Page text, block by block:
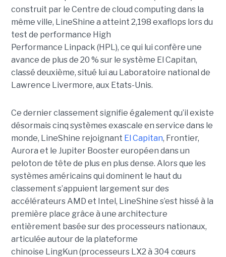
construit par le Centre de cloud computing dans la
même ville, LineShine a atteint 2,198 exaflops lors du
test de performance High
Performance Linpack (HPL), ce qui lui confère une
avance de plus de 20 % sur le système El Capitan,
classé deuxième, situé lui au Laboratoire national de
Lawrence Livermore, aux Etats-Unis.
Ce dernier classement signifie également qu’il existe
désormais cinq systèmes exascale en service dans le
monde, LineShine rejoignant El Capitan, Frontier,
Aurora et le Jupiter Booster européen dans un
peloton de tête de plus en plus dense. Alors que les
systèmes américains qui dominent le haut du
classement s’appuient largement sur des
accélérateurs AMD et Intel, LineShine s’est hissé à la
première place grâce à une architecture
entièrement basée sur des processeurs nationaux,
articulée autour de la plateforme
chinoise LingKun (processeurs LX2 à 304 cœurs